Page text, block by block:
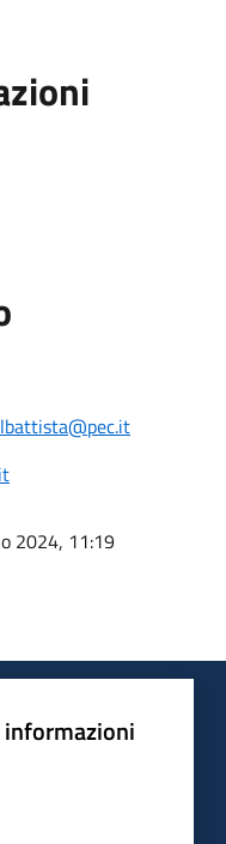
2024, 11:19
informazioni